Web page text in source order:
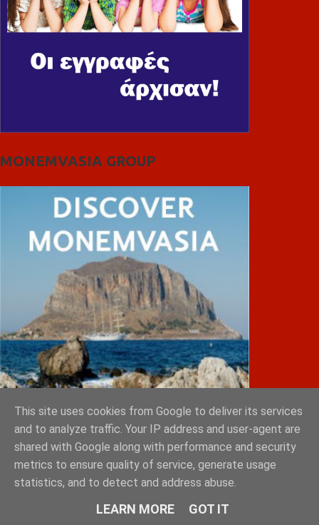
MONEMVASIA GROUP
IATRIKOS.gr
50ο Διεθνές Συνέδριο Ηλεκτροκαρδιολογίας
This site uses cookies from Google to deliver its services
and to analyze traffic. Your IP address and user-agent are
shared with Google along with performance and security
metrics to ensure quality of service, generate usage
statistics, and to detect and address abuse.
LEARN MORE GOT IT